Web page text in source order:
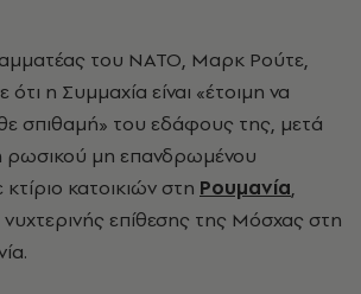
του ΝΑΤΟ, Μαρκ Ρούτε,
ότι η Συμμαχία είναι «έτοιμη να
σπιθαμή» του εδάφους της, μετά
μη επανδρωμένου
κατοικιών στη Ρουμανία,
νυχτερινής επίθεσης της Μόσχας στη